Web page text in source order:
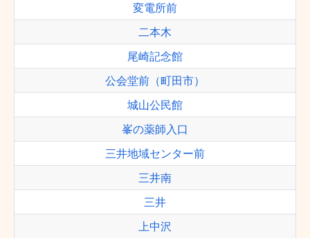
変電所前
二本木
尾崎記念館
公会堂前（町田市）
城山公民館
峯の薬師入口
三井地域センター前
三井南
三井
上中沢